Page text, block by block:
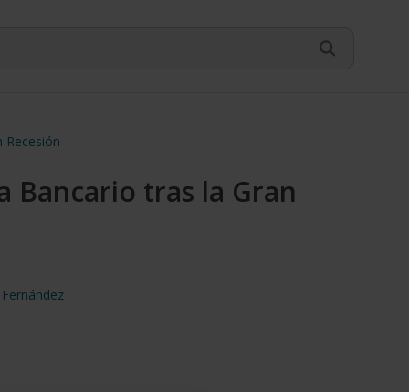
Recesión
Bancario tras la Gran